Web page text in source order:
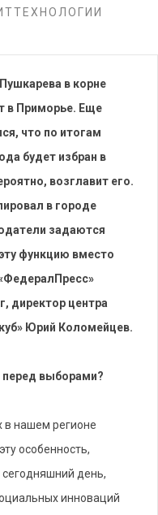
в корне
в Приморье. Еще
что по итогам
будет избран в
возглавит его.
в городе
задаются
функцию вместо
директор центра
Юрий Коломейцев.
перед выборами?
в нашем регионе
особенность,
день,
инноваций